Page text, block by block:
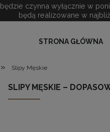
czynna wyłącznie w
będą realizowane w
STRONA GŁÓWNA
» Slipy Męskie
SLIPY MĘSKIE –